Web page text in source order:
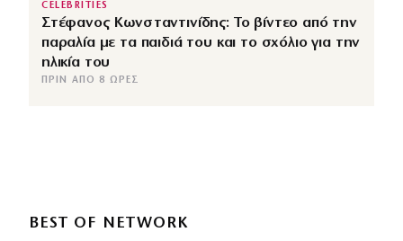
CELEBRITIES
Στέφανος Κωνσταντινίδης: Το βίντεο από την
παραλία με τα παιδιά του και το σχόλιο για την
ηλικία του
ΠΡΙΝ ΑΠΌ 8 ΏΡΕΣ
BEST OF NETWORK